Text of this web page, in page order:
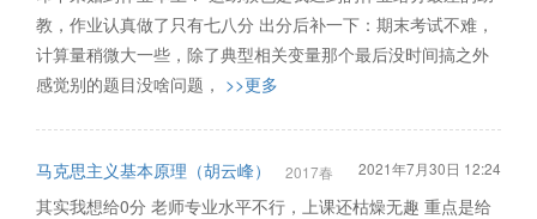
教，作业认真做了只有七八分 出分后补一下：期末考试不难，
计算量稍微大一些，除了典型相关变量那个最后没时间搞之外
感觉别的题目没啥问题， >>更多
马克思主义基本原理（胡云峰） 2017春 2021年7月30日 12:24
其实我想给0分 老师专业水平不行，上课还枯燥无趣 重点是给